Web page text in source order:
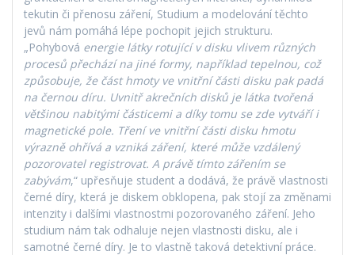
tekutin či přenosu záření, Studium a modelování těchto
jevů nám pomáhá lépe pochopit jejich strukturu.
„Pohybová energie látky rotující v disku vlivem různých
procesů přechází na jiné formy, například tepelnou, což
způsobuje, že část hmoty ve vnitřní části disku pak padá
na černou díru. Uvnitř akrečních disků je látka tvořená
většinou nabitými částicemi a díky tomu se zde vytváří i
magnetické pole. Tření ve vnitřní části disku hmotu
výrazně ohřívá a vzniká záření, které může vzdálený
pozorovatel registrovat. A právě tímto zářením se
zabývám,“ upřesňuje student a dodává, že právě vlastnosti
černé díry, která je diskem obklopena, pak stojí za změnami
intenzity i dalšími vlastnostmi pozorovaného záření. Jeho
studium nám tak odhaluje nejen vlastnosti disku, ale i
samotné černé díry. Je to vlastně taková detektivní práce.